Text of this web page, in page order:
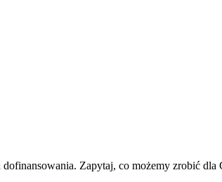
Zapytaj, co możemy zrobić dla